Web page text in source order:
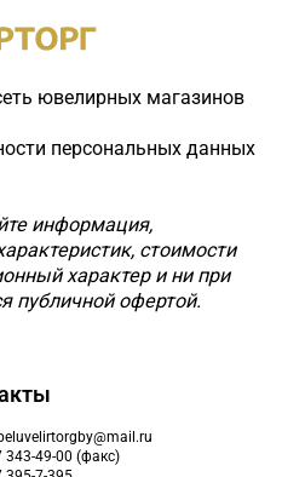
ювелирных магазинов
персональных данных
информация,
стоимости
характер и ни при
публичной офертой.
343-49-00 (факс)